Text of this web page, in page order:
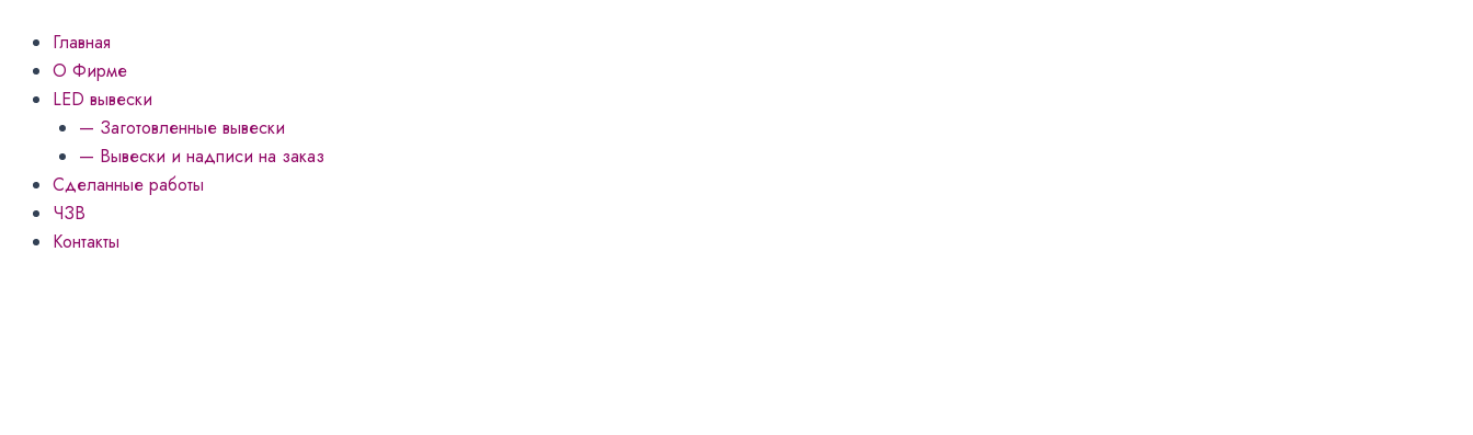
содержимому
Главная
О Фирме
LED вывески
— Заготовленные вывески
— Вывески и надписи на заказ
Сделанные работы
ЧЗВ
Контакты
товара
вывеска
"Рыбка"